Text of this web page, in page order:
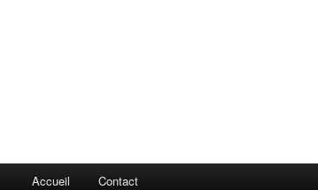
Accueil Contact